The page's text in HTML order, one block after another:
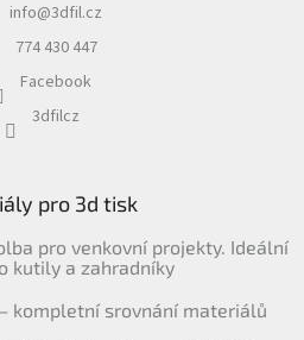
info@3dfil.cz
774 430 447
Facebook
3dfilcz
pro 3d tisk
pro venkovní projekty. Ideální
kutily a zahradníky
kompletní srovnání materiálů